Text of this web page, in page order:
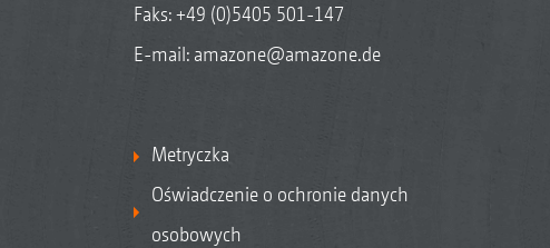
Faks: +49 (0)5405 501-147
E-mail: amazone@amazone.de
Metryczka
Oświadczenie o ochronie danych
osobowych